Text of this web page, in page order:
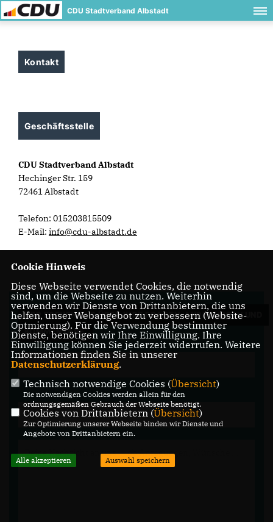
CDU Stadtverband Albstadt
Kontakt
Geschäftsstelle
CDU Stadtverband Albstadt
Hechinger Str. 159
72461 Albstadt
Telefon: 015203815509
E-Mail: info@cdu-albstadt.de
WIR FREUEN UNS ÜBER IHRE FRAGEN, ANREGUNGEN UND
KOMMENTARE.
Cookie Hinweis
Diese Webseite verwendet Cookies, die notwendig
sind, um die Webseite zu nutzen. Weiterhin
verwenden wir Dienste von Drittanbietern, die uns
helfen, unser Webangebot zu verbessern (Website-
Optmierung). Für die Verwendung bestimmter
Dienste, benötigen wir Ihre Einwilligung. Ihre
Einwilligung können Sie jederzeit widerrufen. Weitere
Informationen finden Sie in unserer
Datenschutzerklärung.
Technisch notwendige Cookies (Übersicht)
Die notwendigen Cookies werden allein für den
ordnungsgemäßen Gebrauch der Webseite benötigt.
Cookies von Drittanbietern (Übersicht)
Zur Optimierung unserer Webseite binden wir Dienste und
Angebote von Drittanbietern ein.
Alle akzeptieren Auswahl speichern